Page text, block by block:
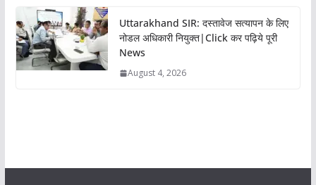
Uttarakhand SIR: दस्तावेज सत्यापन के लिए
नोडल अधिकारी नियुक्त|Click कर पढ़िये पूरी
News
August 4, 2026